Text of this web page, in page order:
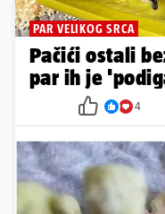
PAR VELIKOG SRCA
Pačići ostali
par ih je
4